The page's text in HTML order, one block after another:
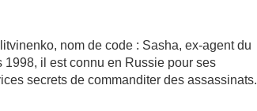
nom de code : Sasha, ex-agent du
il est connu en Russie pour ses
secrets de commanditer des assassinats.